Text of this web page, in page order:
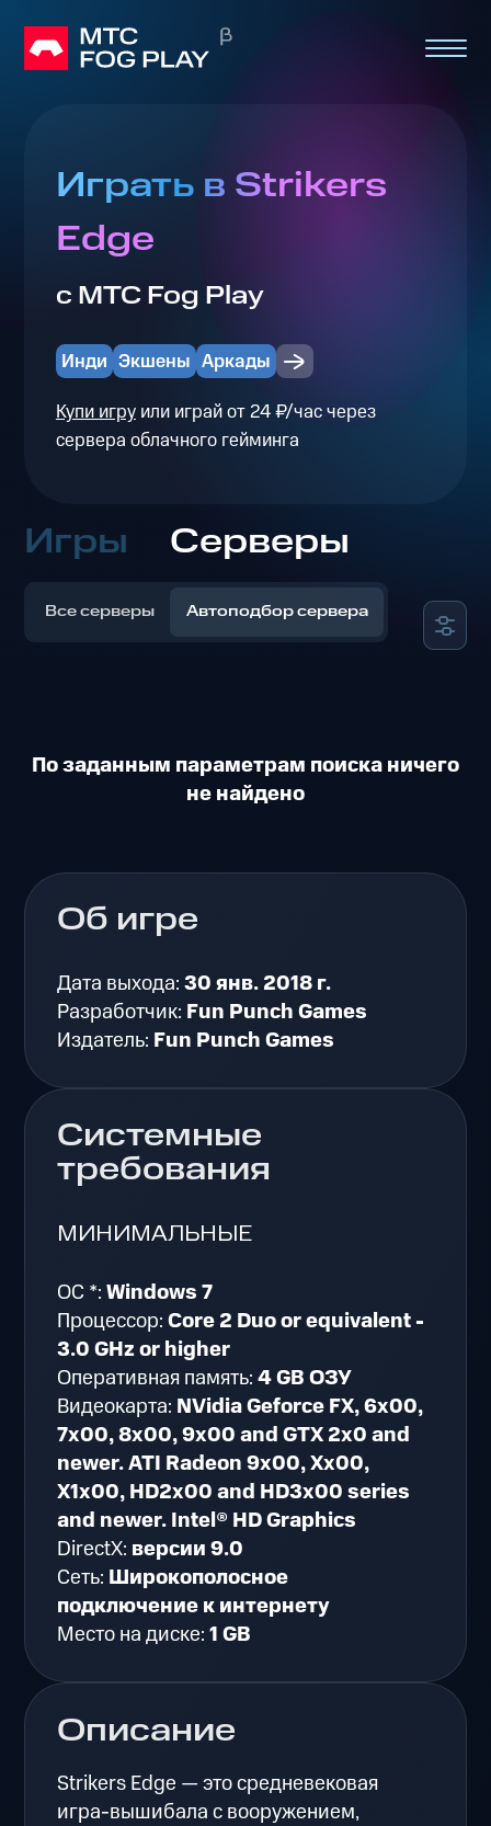
Играть в Strikers
Edge
с МТС Fog Play
Инди Экшены Аркады
Купи игруили играй от 24 ₽/час через
сервера облачного гейминга
Игры Серверы
Все серверы Автоподбор сервера
По заданным параметрам поиска ничего
не найдено
Описание
Strikers Edge — это средневековая
игра-вышибала с вооружением,
Об игре
Дата выхода:30 янв. 2018 г.
Разработчик: Fun Punch Games
Издатель: Fun Punch Games
Системные
требования
МИНИМАЛЬНЫЕ
ОС *:Windows 7
Процессор:Core 2 Duo or equivalent -
3.0 GHz or higher
Оперативная память:4 GB ОЗУ
Видеокарта: NVidia Geforce FX, 6x00,
7x00, 8x00, 9x00 and GTX 2x0 and
newer. ATI Radeon 9x00, Xx00,
X1x00, HD2x00 and HD3x00 series
and newer. Intel® HD Graphics
DirectX: версии 9.0
Сеть: Широкополосное
подключение к интернету
Место на диске:1 GB